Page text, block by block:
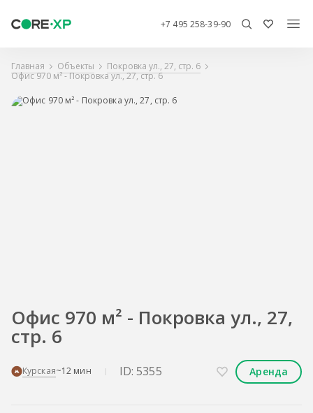
+7 495 258-39-90
Главная Объекты
Покровка ул., 27, стр. 6
Офис 970 м² - Покровка ул., 27, стр. 6
Офис 970 м² - Покровка ул., 27,
стр. 6
Курская~12 мин ID: 5355 Аренда